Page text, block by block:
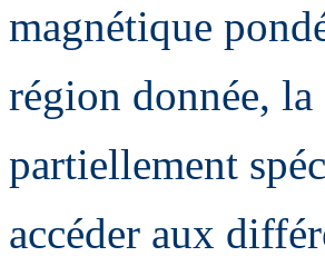
magnétique
région donnée,
partiellement
accéder aux